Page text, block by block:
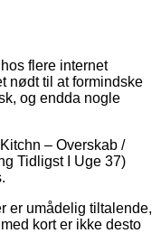
flere internet
nødt til at formindske
og endda nogle
– Overskab /
Tidligst I Uge 37)
er umådelig tiltalende,
kort er ikke desto